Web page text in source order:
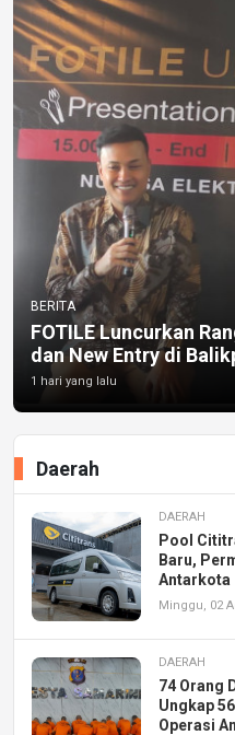
BERITA
FOTILE Luncurkan
dan New Entry di
1 hari yang lalu
Daerah
DAERAH
Pool
Baru,
Antarkota
Minggu, 02
DAERAH
74 Orang
Ungkap
Operasi